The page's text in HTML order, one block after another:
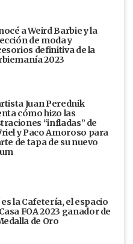
a Weird Barbie y la
de moda y
definitiva de la
2023
Juan Perednik
cómo hizo las
“infladas” de
y Paco Amoroso para
de tapa de su nuevo
la Cafetería, el espacio
FOA 2023 ganador de
de Oro